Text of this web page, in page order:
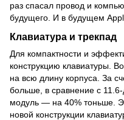
раз спасал провод и
будущего. И в будущем
Клавиатура и трекпад
Для компактности и
конструкцию клавиатуры.
на всю длину корпуса. За
больше, в сравнение с
модуль — на 40% тоньше.
новой конструкции